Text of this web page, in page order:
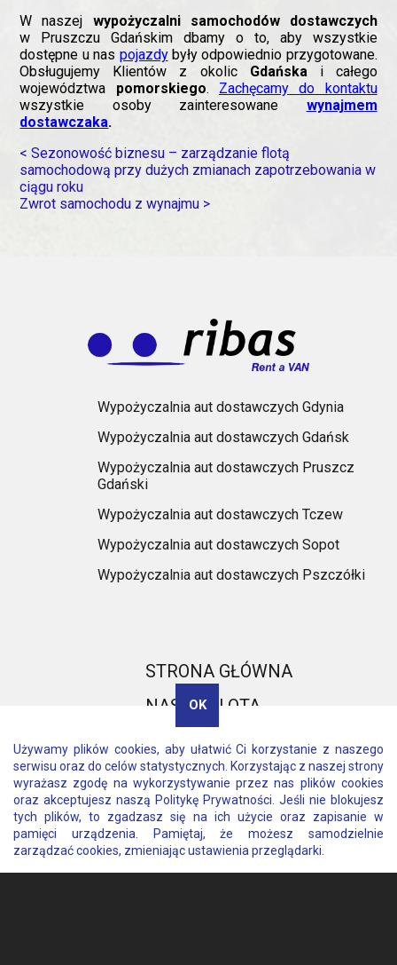
W naszej wypożyczalni samochodów dostawczych
w Pruszczu Gdańskim dbamy o to, aby wszystkie
dostępne u nas pojazdybyły odpowiednio przygotowane.
Obsługujemy Klientów z okolic Gdańskai całego
województwa pomorskiego. Zachęcamy do kontaktu
wszystkie osoby zainteresowane wynajmem
dostawczaka.
< Sezonowość biznesu – zarządzanie flotą
samochodową przy dużych zmianach zapotrzebowania w
ciągu roku
Zwrot samochodu z wynajmu >
Wypożyczalnia aut dostawczych Gdynia
Wypożyczalnia aut dostawczych Gdańsk
Wypożyczalnia aut dostawczych Pruszcz
Gdański
Wypożyczalnia aut dostawczych Tczew
Wypożyczalnia aut dostawczych Sopot
Wypożyczalnia aut dostawczych Pszczółki
STRONA GŁÓWNA
NASZA FLOTA
OFERTA
REZERWACJA
BLOG
KONTAKT
Używamy plików cookies, aby ułatwić Ci korzystanie z naszego
serwisu oraz do celów statystycznych. Korzystając z naszej strony
wyrażasz zgodę na wykorzystywanie przez nas plików cookies
oraz akceptujesz naszą Politykę Prywatności . Jeśli nie blokujesz
tych plików, to zgadzasz się na ich użycie oraz zapisanie w
pamięci urządzenia. Pamiętaj, że możesz samodzielnie
zarządzać cookies, zmieniając ustawienia przeglądarki.
OK